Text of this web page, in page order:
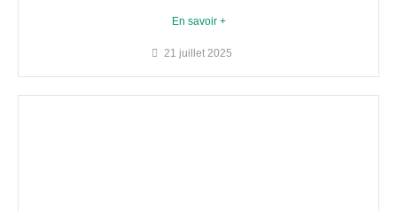
En savoir +
21 juillet 2025